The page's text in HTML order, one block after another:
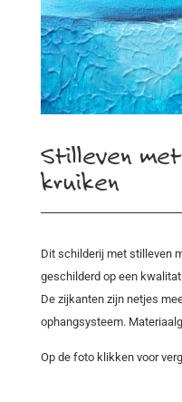
Stilleven
kruiken
Dit schilderij met stilleven
geschilderd op een
De zijkanten zijn netjes
ophangsysteem.
Op de foto klikken voor